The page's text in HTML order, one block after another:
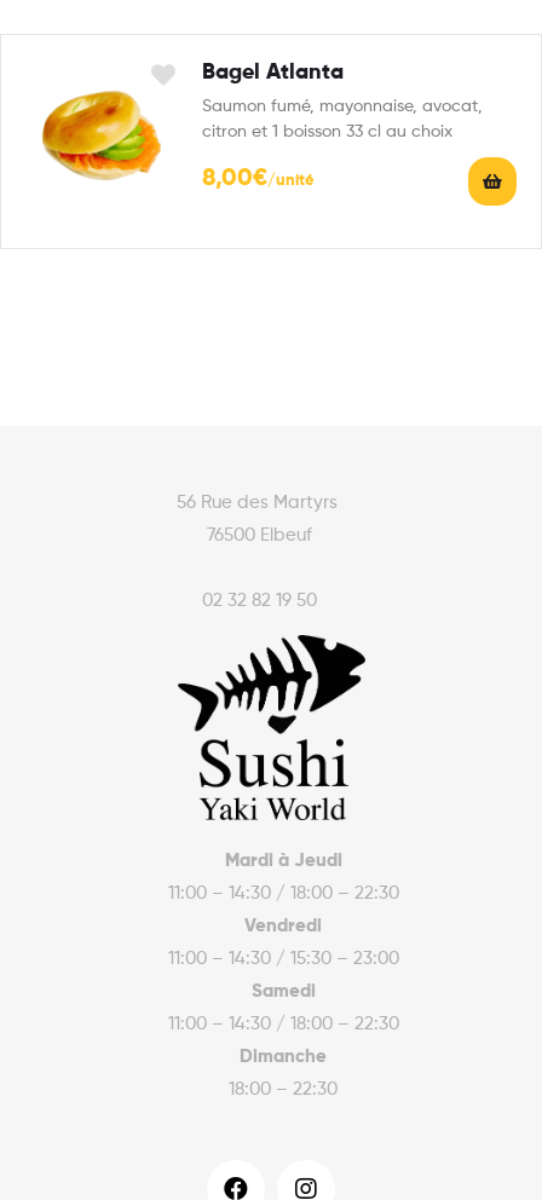
Bagel Atlanta
Saumon fumé, mayonnaise, avocat,
citron et 1 boisson 33 cl au choix
8,00€
56 Rue des Martyrs
76500 Elbeuf
02 32 82 19 50
Mardi à Jeudi
11:00 – 14:30 / 18:00 – 22:30
Vendredi
11:00 – 14:30 / 15:30 – 23:00
Samedi
11:00 – 14:30 / 18:00 – 22:30
Dimanche
18:00 – 22:30